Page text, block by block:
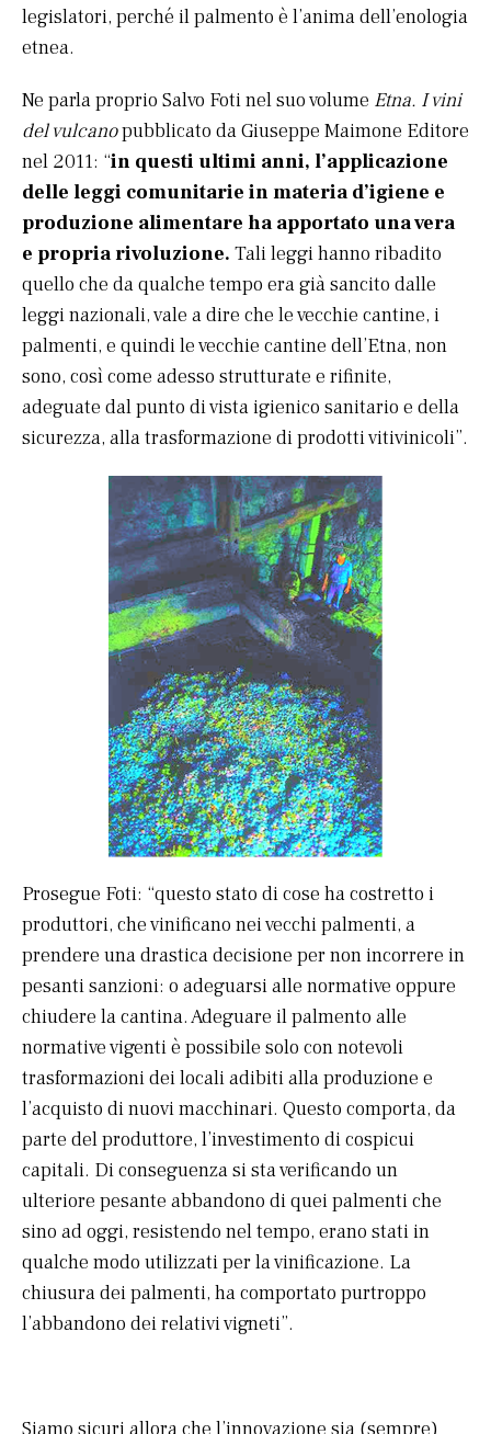
legislatori, perché il palmento è l’anima dell’enologia
etnea.
Ne parla proprio Salvo Foti nel suo volume Etna. I vini
del vulcanopubblicato da Giuseppe Maimone Editore
nel 2011: “in questi ultimi anni, l’applicazione
delle leggi comunitarie in materia d’igiene e
produzione alimentare ha apportato una vera
e propria rivoluzione. Tali leggi hanno ribadito
quello che da qualche tempo era già sancito dalle
leggi nazionali, vale a dire che le vecchie cantine, i
palmenti, e quindi le vecchie cantine dell’Etna, non
sono, così come adesso strutturate e rifinite,
adeguate dal punto di vista igienico sanitario e della
sicurezza, alla trasformazione di prodotti vitivinicoli”.
Prosegue Foti: “questo stato di cose ha costretto i
produttori, che vinificano nei vecchi palmenti, a
prendere una drastica decisione per non incorrere in
pesanti sanzioni: o adeguarsi alle normative oppure
chiudere la cantina. Adeguare il palmento alle
normative vigenti è possibile solo con notevoli
trasformazioni dei locali adibiti alla produzione e
l’acquisto di nuovi macchinari. Questo comporta, da
parte del produttore, l’investimento di cospicui
capitali. Di conseguenza si sta verificando un
ulteriore pesante abbandono di quei palmenti che
sino ad oggi, resistendo nel tempo, erano stati in
qualche modo utilizzati per la vinificazione. La
chiusura dei palmenti, ha comportato purtroppo
l’abbandono dei relativi vigneti”.
Siamo sicuri allora che l’innovazione sia (sempre)